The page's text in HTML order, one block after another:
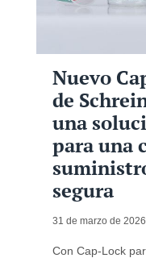
Nuevo
de
una
para una
segura
31 de marzo de 2026
Con Cap-Lock